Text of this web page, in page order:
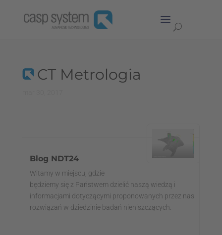
CT Metrologia
Blog NDT24
Witamy w miejscu, gdzie
będziemy się z Państwem dzielić naszą wiedzą i
informacjami dotyczącymi proponowanych przez nas
rozwiązań w dziedzinie badań nieniszczących.